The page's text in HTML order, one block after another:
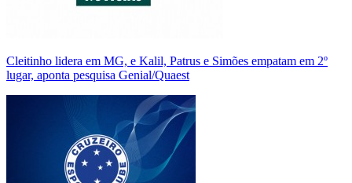
Cleitinho lidera em MG, e Kalil, Patrus e Simões empatam em 2º
lugar, aponta pesquisa Genial/Quaest